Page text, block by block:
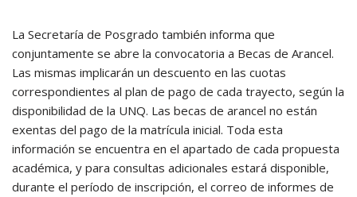
La Secretaría de Posgrado también informa que
conjuntamente se abre la convocatoria a Becas de Arancel.
Las mismas implicarán un descuento en las cuotas
correspondientes al plan de pago de cada trayecto, según la
disponibilidad de la UNQ. Las becas de arancel no están
exentas del pago de la matrícula inicial. Toda esta
información se encuentra en el apartado de cada propuesta
académica, y para consultas adicionales estará disponible,
durante el período de inscripción, el correo de informes de